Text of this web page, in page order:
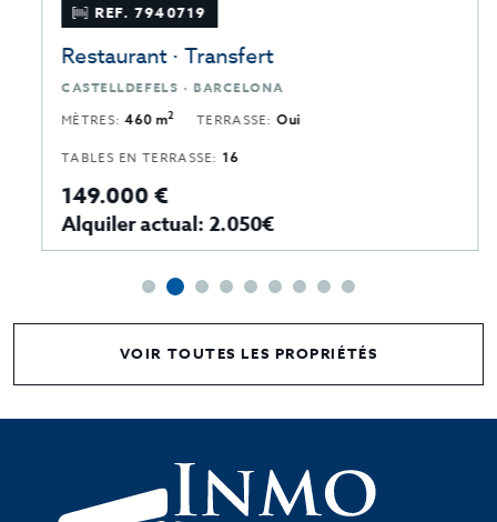
REF. 7940719
Restaurant · Transfert
CASTELLDEFELS · BARCELONA
MÈTRES:460 m TERRASSE:Oui
TABLES EN TERRASSE:16
149.000 €
Alquiler actual: 2.050€
VOIR TOUTES LES PROPRIÉTÉS